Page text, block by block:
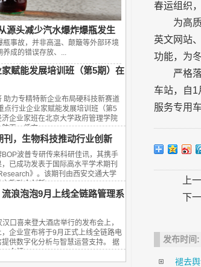
源头减少汽水爆炸爆瓶发生
事故，并非高温、颠簸等外部环境
成的错误存放、...
赋能发展培训班（第5期）在
助力专精特新企业布局硬科技新赛道
行业企业家赋能发展培训班（第5
企业家班在北京大学政府管理学院
天、低空...
，生物科技推动行业创新
波普专研传来科研佳讯，其携手
已成功发表于国际高水平学术期刊
》。该期刊由西安交通大学
教融合创新...
浪泡泡9月上线全链路管理系
口喜来登大酒店举行的发布会上，
企业宣布将于9月正式上线全链路电
供数字化分析与智慧运营支持。 据
仓储、...
春运组织
为高
英文网站
功能，为
严格
车站，自
服务专用
上
下
发布时间:
褪去